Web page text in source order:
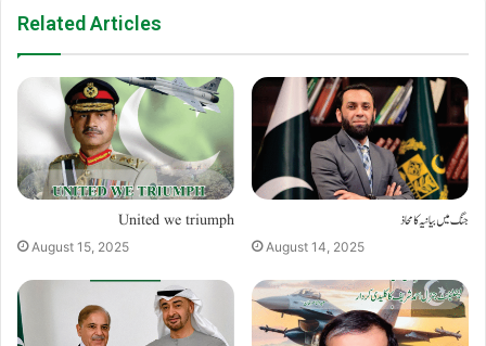
Related Articles
United we triumph
August 15, 2025
جنگ میں بیانیہ کا محاذ
August 14, 2025